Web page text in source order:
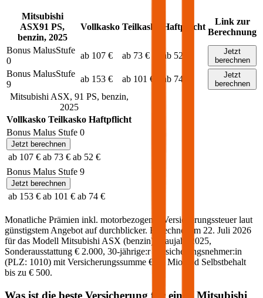
Mitsubishi
ASX91 PS,
benzin, 2025
Vollkasko Teilkasko Haftpflicht
Link zur
Berechnung
Bonus MalusStufe
0
ab 107 € ab 73 € ab 52 €
Jetzt
berechnen
Bonus MalusStufe
9
ab 153 € ab 101 € ab 74 €
Jetzt
berechnen
Mitsubishi ASX, 91 PS, benzin,
2025
Vollkasko Teilkasko Haftpflicht
Bonus Malus Stufe 0
Jetzt berechnen
ab 107 € ab 73 € ab 52 €
Bonus Malus Stufe 9
Jetzt berechnen
ab 153 € ab 101 € ab 74 €
Monatliche Prämien inkl. motorbezogener Versicherungssteuer laut
günstigstem Angebot auf durchblicker. Berechnet am 22. Juli 2026
für das Modell Mitsubishi ASX (benzin) , Baujahr 2025,
Sonderausstattung € 2.000, 30-jährige:rVersicherungsnehmer:in
(PLZ: 1010) mit Versicherungssumme € 20 Mio und Selbstbehalt
bis zu € 500.
Was ist die beste Versicherung für einen Mitsubishi